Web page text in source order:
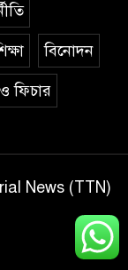
বিনোদন
ফিচার
News (TTN)